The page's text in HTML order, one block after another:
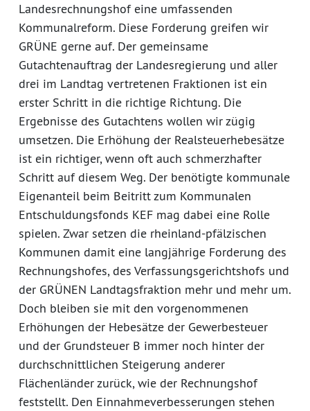
Landesrechnungshof eine umfassenden
Kommunalreform. Diese Forderung greifen wir
GRÜNE gerne auf. Der gemeinsame
Gutachtenauftrag der Landesregierung und aller
drei im Landtag vertretenen Fraktionen ist ein
erster Schritt in die richtige Richtung. Die
Ergebnisse des Gutachtens wollen wir zügig
umsetzen. Die Erhöhung der Realsteuerhebesätze
ist ein richtiger, wenn oft auch schmerzhafter
Schritt auf diesem Weg. Der benötigte kommunale
Eigenanteil beim Beitritt zum Kommunalen
Entschuldungsfonds KEF mag dabei eine Rolle
spielen. Zwar setzen die rheinland-pfälzischen
Kommunen damit eine langjährige Forderung des
Rechnungshofes, des Verfassungsgerichtshofs und
der GRÜNEN Landtagsfraktion mehr und mehr um.
Doch bleiben sie mit den vorgenommenen
Erhöhungen der Hebesätze der Gewerbesteuer
und der Grundsteuer B immer noch hinter der
durchschnittlichen Steigerung anderer
Flächenländer zurück, wie der Rechnungshof
feststellt. Den Einnahmeverbesserungen stehen